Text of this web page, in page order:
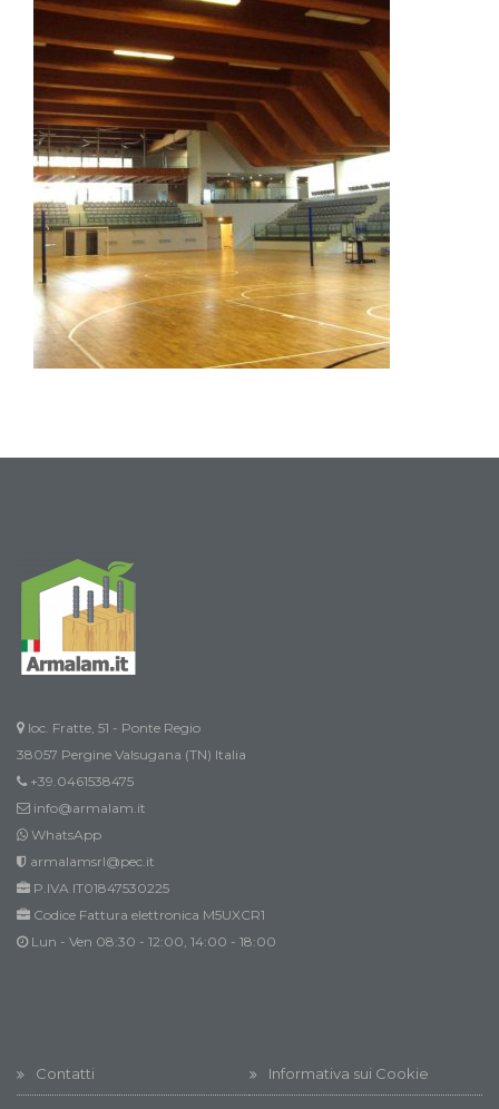
loc. Fratte, 51 - Ponte Regio
38057 Pergine Valsugana (TN) Italia
+39.0461538475
info@armalam.it
WhatsApp
armalamsrl@pec.it
P.IVA IT01847530225
Codice Fattura elettronica M5UXCR1
Lun - Ven 08:30 - 12:00, 14:00 - 18:00
Contatti Informativa sui Cookie